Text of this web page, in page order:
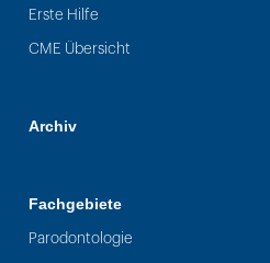
Erste Hilfe
CME Übersicht
Archiv
Fachgebiete
Parodontologie